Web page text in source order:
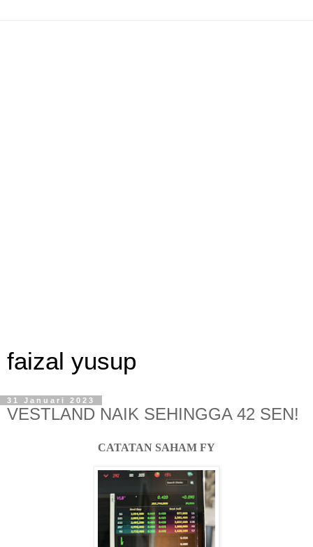
faizal yusup
31 Januari 2023
VESTLAND NAIK SEHINGGA 42 SEN!
CATATAN SAHAM FY